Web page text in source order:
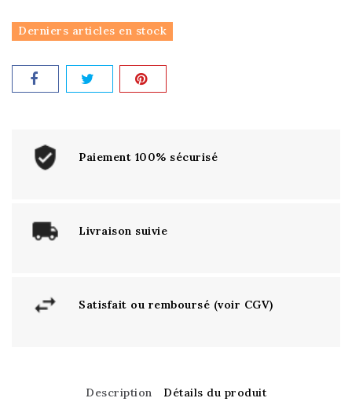
Derniers articles en stock
Paiement 100% sécurisé
Livraison suivie
Satisfait ou remboursé (voir CGV)
Description Détails du produit